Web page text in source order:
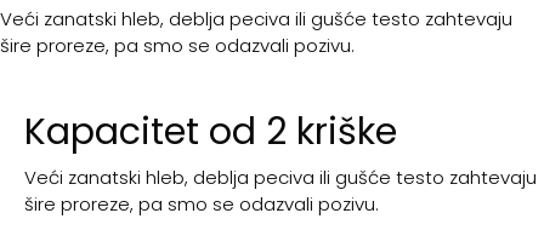
Veći zanatski hleb, deblja peciva ili gušće testo zahtevaju
šire proreze, pa smo se odazvali pozivu.
Kapacitet od 2 kriške
Veći zanatski hleb, deblja peciva ili gušće testo zahtevaju
šire proreze, pa smo se odazvali pozivu.